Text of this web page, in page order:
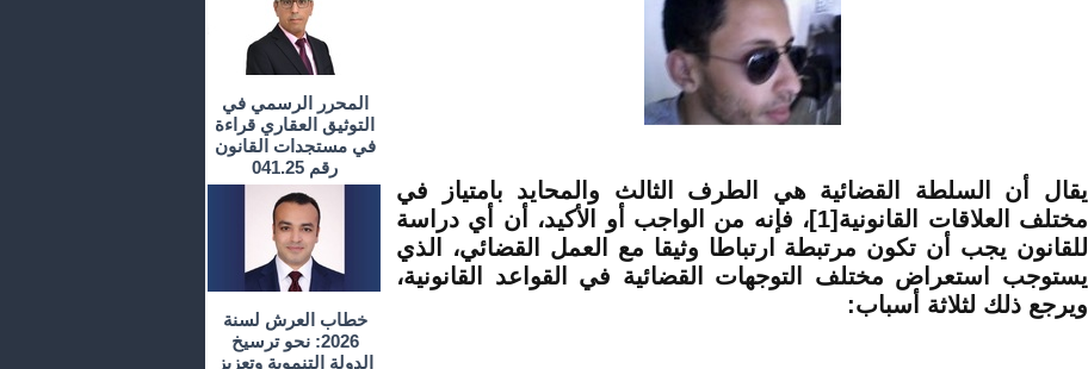
المحرر الرسمي في
التوثيق العقاري قراءة
في مستجدات القانون
رقم 041.25
خطاب العرش لسنة
2026: نحو ترسيخ
الدولة التنموية وتعزيز
يقال أن السلطة القضائية هي الطرف الثالث والمحايد بامتياز في
مختلف العلاقات القانونية [1]، فإنه من الواجب أو الأكيد، أن أي دراسة
للقانون يجب أن تكون مرتبطة ارتباطا وثيقا مع العمل القضائي، الذي
يستوجب استعراض مختلف التوجهات القضائية في القواعد القانونية،
ويرجع ذلك لثلاثة أسباب: